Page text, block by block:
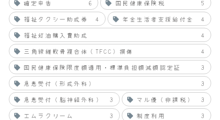
確定申告 6 国民健康保険税
5
福祉タクシー助成券
4 年金生活者支援給付金
4
福祉灯油購入費助成
4
三角線維軟骨複合体（TFCC）損傷
4
国民健康保険限度額適用・標準負担額減額認定証
3
急患受付（形成外科）
3
急患受付（脳神経外科）
3 マル優（非課税）
3
エムラクリーム
3 制度利用
3